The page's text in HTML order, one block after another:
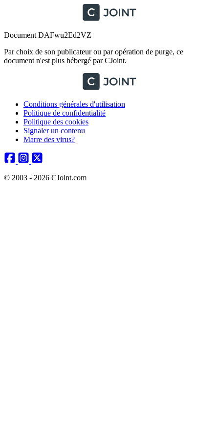
Document DAFwu2Ed2VZ
Par choix de son publicateur ou par opération de purge, ce
document n'est plus hébergé par CJoint.
Conditions générales d'utilisation
Politique de confidentialité
Politique des cookies
Signaler un contenu
Marre des virus?
© 2003 - 2026 CJoint.com